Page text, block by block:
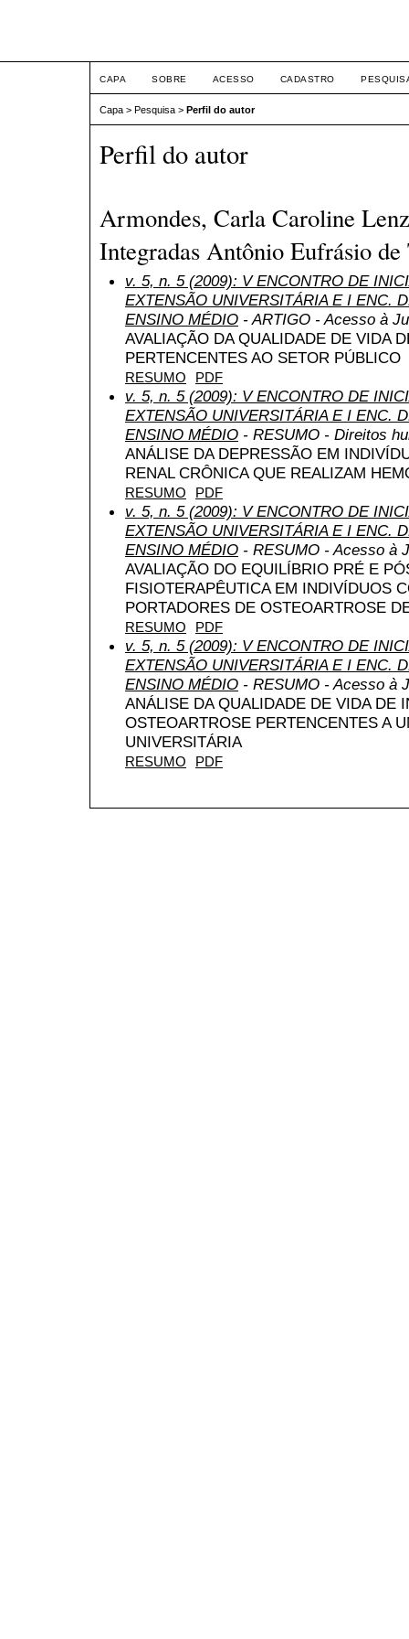
CAPA SOBRE ACESSO CADASTRO
Capa > Pesquisa > Perfil do autor
Perfil do autor
Armondes, Carla Caroline
Integradas Antônio Eufrásio
v. 5, n. 5 (2009): V ENCONTRO DE
EXTENSÃO UNIVERSITÁRIA E I ENC.
ENSINO MÉDIO - ARTIGO - Acesso à
AVALIAÇÃO DA QUALIDADE DE VIDA
PERTENCENTES AO SETOR PÚBLICO
RESUMO PDF
v. 5, n. 5 (2009): V ENCONTRO DE
EXTENSÃO UNIVERSITÁRIA E I ENC.
ENSINO MÉDIO - RESUMO - Direitos
ANÁLISE DA DEPRESSÃO EM
RENAL CRÔNICA QUE REALIZAM
RESUMO PDF
v. 5, n. 5 (2009): V ENCONTRO DE
EXTENSÃO UNIVERSITÁRIA E I ENC.
ENSINO MÉDIO - RESUMO - Acesso à
AVALIAÇÃO DO EQUILÍBRIO PRÉ E
FISIOTERAPÊUTICA EM INDIVÍDUOS
PORTADORES DE OSTEOARTROSE
RESUMO PDF
v. 5, n. 5 (2009): V ENCONTRO DE
EXTENSÃO UNIVERSITÁRIA E I ENC.
ENSINO MÉDIO - RESUMO - Acesso à
ANÁLISE DA QUALIDADE DE VIDA DE
OSTEOARTROSE PERTENCENTES A
UNIVERSITÁRIA
RESUMO PDF